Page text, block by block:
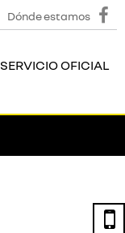
Dónde estamos
SERVICIO OFICIAL